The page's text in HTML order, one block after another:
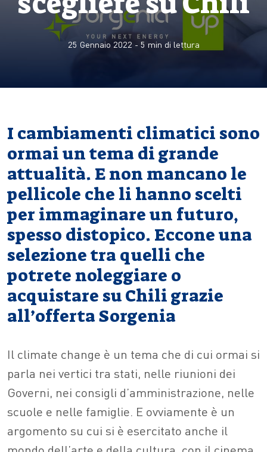
25 Gennaio 2022 - 5 min di lettura
I cambiamenti climatici sono
ormai un tema di grande
attualità. E non mancano le
pellicole che li hanno scelti
per immaginare un futuro,
spesso distopico. Eccone una
selezione tra quelli che
potrete noleggiare o
acquistare su Chili grazie
all’offerta Sorgenia
Il climate change è un tema che di cui ormai si
parla nei vertici tra stati, nelle riunioni dei
Governi, nei consigli d’amministrazione, nelle
scuole e nelle famiglie. E ovviamente è un
argomento su cui si è esercitato anche il